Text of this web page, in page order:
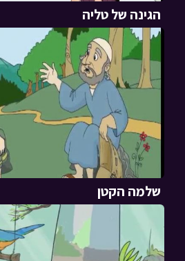
הגינה של טליה
שלמה הקטן